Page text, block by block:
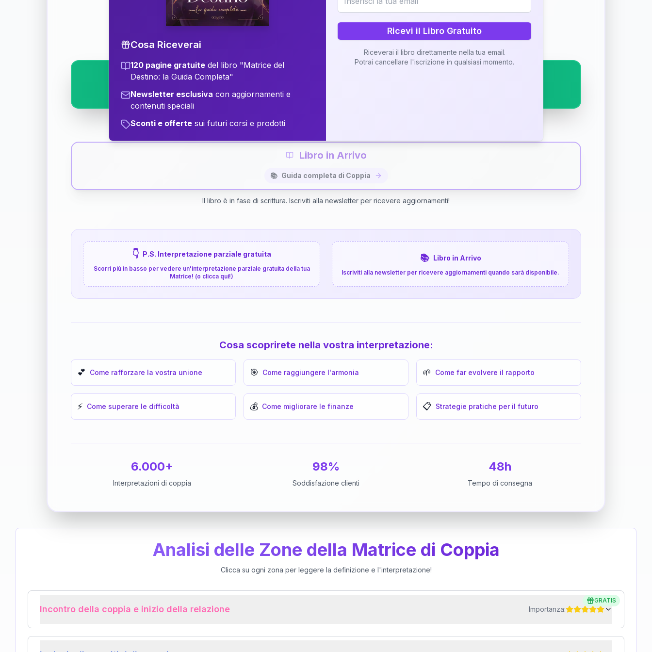
Scopri il significato della vostra Matrice di Coppia attraverso una nostra interpretazione
✨ Interpretazione personalizzata
⚡
Libro in Arrivo
📚 Guida completa di Coppia
Il libro è in fase di scrittura. Iscriviti alla newsletter per ricevere aggiornamenti!
👇 P.S. Interpretazione parziale gratuita
Scorri più in basso per vedere un'interpretazione parziale gratuita della tua
Matrice! (o clicca qui!)
📚 Libro in Arrivo
Iscriviti alla newsletter per ricevere aggiornamenti quando sarà disponibile.
Cosa scoprirete nella vostra interpretazione:
💕 Come rafforzare la vostra unione 🎯 Come raggiungere l'armonia 🌱 Come far evolvere il rapporto
⚡ Come superare le difficoltà 💰 Come migliorare le finanze 📋 Strategie pratiche per il futuro
6.000+
Interpretazioni di coppia
98%
Soddisfazione clienti
48h
Tempo di consegna
Analisi delle Zone della Matrice di Coppia
Clicca su ogni zona per leggere la definizione e l'interpretazione!
GRATIS
Incontro della coppia e inizio della relazione Importanza:
Cosa Riceverai
120 pagine gratuite del libro "Matrice del
Destino: la Guida Completa"
Newsletter esclusiva con aggiornamenti e
contenuti speciali
Sconti e offerte sui futuri corsi e prodotti
Ricevi il Libro Gratuito
Riceverai il libro direttamente nella tua email.
Potrai cancellare l'iscrizione in qualsiasi momento.